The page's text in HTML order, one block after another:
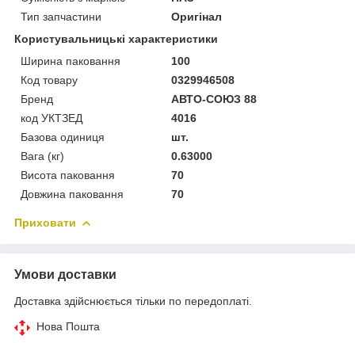
Тип запчастини
Оригінал
Користувальницькі характеристики
Ширина паковання
100
Код товару
0329946508
Бренд
АВТО-СОЮЗ 88
код УКТЗЕД
4016
Базова одиниця
шт.
Вага (кг)
0.63000
Висота паковання
70
Довжина паковання
70
Приховати
Умови доставки
Доставка здійснюється тільки по передоплаті.
Нова Пошта